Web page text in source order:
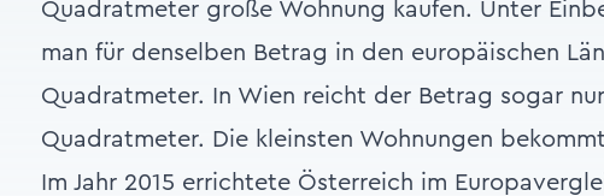
Quadratmeter große Wohnung kaufen. Unter
man für denselben Betrag in den europäischen
Quadratmeter. In Wien reicht der Betrag sogar
Quadratmeter. Die kleinsten Wohnungen
Im Jahr 2015 errichtete Österreich im